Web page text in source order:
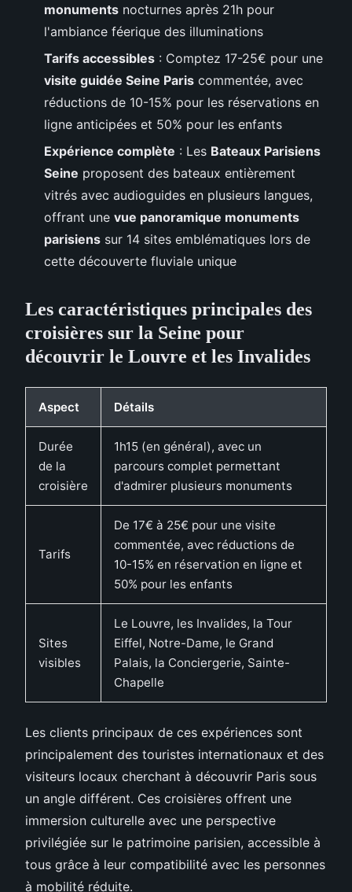
monuments nocturnes après 21h pour
l'ambiance féerique des illuminations
Tarifs accessibles : Comptez 17-25€ pour une
visite guidée Seine Paris commentée, avec
réductions de 10-15% pour les réservations en
ligne anticipées et 50% pour les enfants
Expérience complète : Les Bateaux Parisiens
Seine proposent des bateaux entièrement
vitrés avec audioguides en plusieurs langues,
offrant une vue panoramique monuments
parisiens sur 14 sites emblématiques lors de
cette découverte fluviale unique
Les caractéristiques principales des
croisières sur la Seine pour
découvrir le Louvre et les Invalides
Aspect Détails
Durée
de la
croisière
1h15 (en général), avec un
parcours complet permettant
d'admirer plusieurs monuments
Tarifs
De 17€ à 25€ pour une visite
commentée, avec réductions de
10-15% en réservation en ligne et
50% pour les enfants
Sites
visibles
Le Louvre, les Invalides, la Tour
Eiffel, Notre-Dame, le Grand
Palais, la Conciergerie, Sainte-
Chapelle
Les clients principaux de ces expériences sont
principalement des touristes internationaux et des
visiteurs locaux cherchant à découvrir Paris sous
un angle différent. Ces croisières offrent une
immersion culturelle avec une perspective
privilégiée sur le patrimoine parisien, accessible à
tous grâce à leur compatibilité avec les personnes
à mobilité réduite.